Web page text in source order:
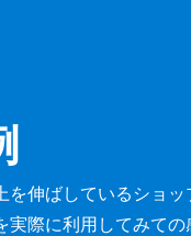
伸ばしているショッ
実際に利用してみての